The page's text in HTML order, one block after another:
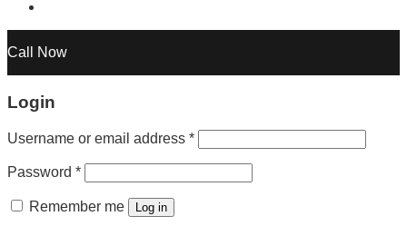
Call Now
Login
Username or email address *
Password *
Remember me Log in